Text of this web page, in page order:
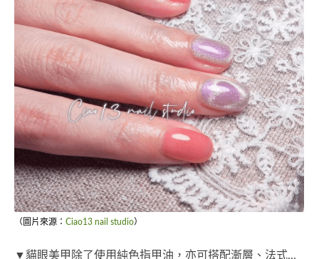
（圖片來源： Ciao13 nail studio）
▼貓眼美甲除了使用純色指甲油，亦可搭配漸層、法式...